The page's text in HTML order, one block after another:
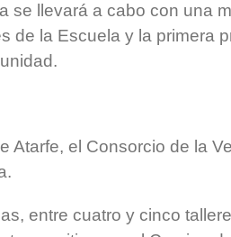
se llevará a cabo con una
de la Escuela y la primera
el Consorcio de la
entre cuatro y cinco